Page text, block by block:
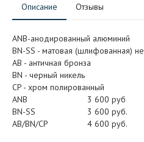
Описание Отзывы
ANB-анодированный алюминий
BN-SS - матовая (шлифованная)
АB - античная бронза
BN - черный никель
CP - хром полированный
ANB
3 600 руб
BN-SS
3 600 руб.
AB/BN/CP
4 600 руб.